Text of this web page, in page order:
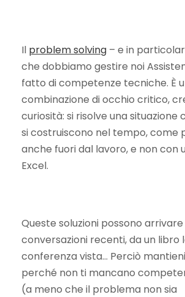
Il problem solving – e in
che dobbiamo gestire noi
fatto di competenze tecniche. È
combinazione di occhio critico,
curiosità: si risolve una situazione
si costruiscono nel tempo, come
anche fuori dal lavoro, e non con
Excel.
Queste soluzioni possono
conversazioni recenti, da un libro
conferenza vista… Perciò
perché non ti mancano
(a meno che il problema non sia